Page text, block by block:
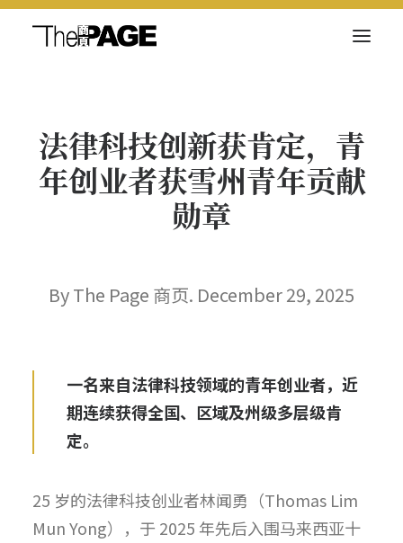
新闻内容
商页菁英
法律科技创新获肯定，青
年创业者获雪州青年贡献
勋章
By The Page 商页. December 29, 2025
一名来自法律科技领域的青年创业者，近
期连续获得全国、区域及州级多层级肯
定。
25 岁的法律科技创业者林闻勇（Thomas Lim
Mun Yong），于 2025 年先后入围马来西亚十